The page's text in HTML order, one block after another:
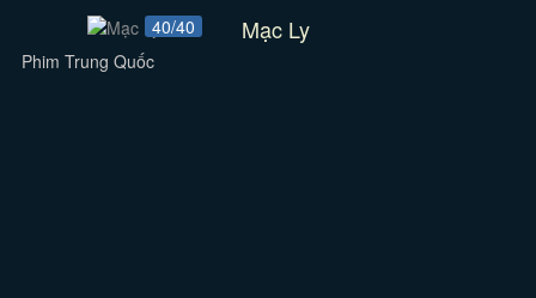
40/40 Mạc Ly
Phim Trung Quốc